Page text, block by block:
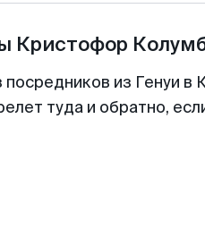
Кристофор
из Генуи в
туда и обратно,